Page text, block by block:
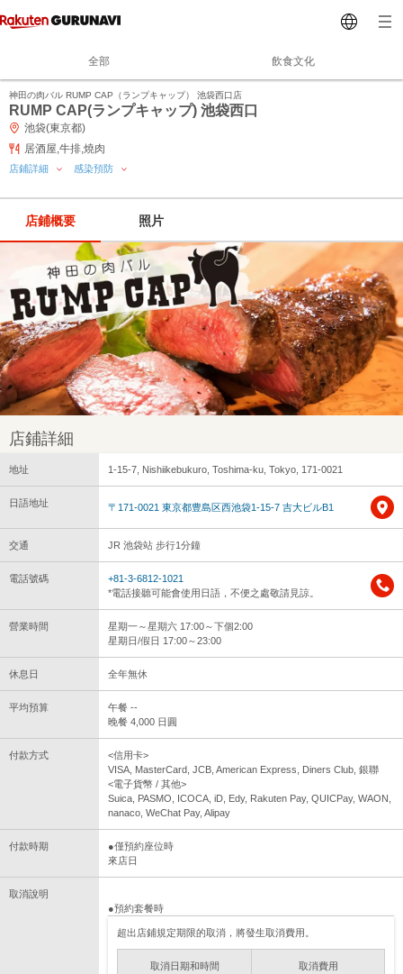
全部 飲食文化
神田の肉バル RUMP CAP（ランプキャップ） 池袋西口店
RUMP CAP(ランプキャップ) 池袋西口
池袋(東京都)
居酒屋,牛排,燒肉
店鋪詳細 感染預防
店鋪概要 照片
店鋪詳細
地址 1-15-7, Nishiikebukuro, Toshima-ku, Tokyo, 171-0021
日語地址 〒171-0021 東京都豊島区西池袋1-15-7 吉大ビルB1
交通 JR 池袋站 步行1分鐘
電話號碼
+81-3-6812-1021
*電話接聽可能會使用日語，不便之處敬請見諒。
營業時間
星期一～星期六 17:00～下個2:00
星期日/假日 17:00～23:00
休息日 全年無休
平均預算
午餐 --
晚餐 4,000 日圓
付款方式
<信用卡>
VISA, MasterCard, JCB, American Express, Diners Club, 銀聯
<電子貨幣 / 其他>
Suica, PASMO, ICOCA, iD, Edy, Rakuten Pay, QUICPay, WAON,
nanaco, WeChat Pay, Alipay
付款時期
●僅預約座位時
來店日
取消說明
●預約套餐時
超出店鋪規定期限的取消，將發生取消費用。
取消日期和時間 取消費用